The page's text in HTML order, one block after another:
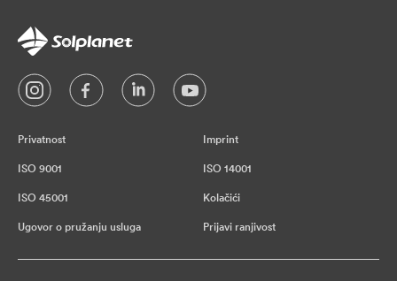
Privatnost Imprint
ISO 9001 ISO 14001
ISO 45001 Kolačići
Ugovor o pružanju usluga Prijavi ranjivost